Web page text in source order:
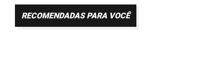
RECOMENDADAS PARA VOCÊ